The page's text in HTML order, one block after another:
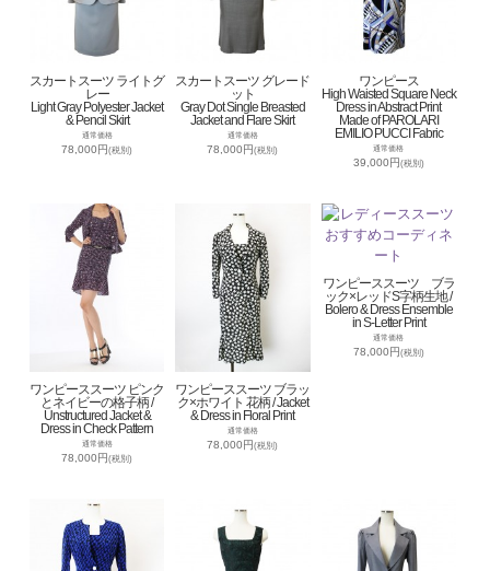
スカートスーツ ライトグ
レー
Light Gray Polyester Jacket
& Pencil Skirt
通常価格
78,000円(税別)
スカートスーツ グレード
ット
Gray Dot Single Breasted
Jacket and Flare Skirt
通常価格
78,000円(税別)
ワンピース
High Waisted Square Neck
Dress in Abstract Print
Made of PAROLARI
EMILIO PUCCI Fabric
通常価格
39,000円(税別)
ワンピーススーツ ピンク
とネイビーの格子柄 /
Unstructured Jacket &
Dress in Check Pattern
通常価格
78,000円(税別)
ワンピーススーツ ブラッ
ク×ホワイト 花柄 / Jacket
& Dress in Floral Print
通常価格
78,000円(税別)
ワンピーススーツ ブラ
ック×レッドS字柄生地 /
Bolero & Dress Ensemble
in S-Letter Print
通常価格
78,000円 (税別)